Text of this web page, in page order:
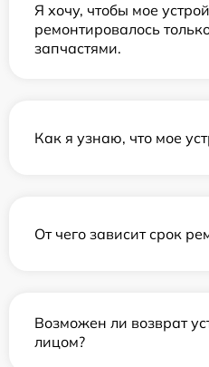
Я хочу, чтобы мое
ремонтировалось
запчастями.
Как я узнаю, что мое
От чего зависит срок
Возможен ли возврат
лицом?